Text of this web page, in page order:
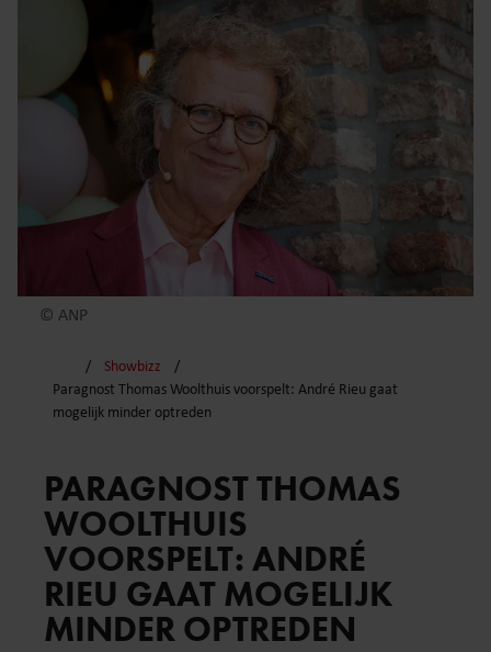
© ANP
Showbizz
Paragnost Thomas Woolthuis voorspelt: André Rieu gaat
mogelijk minder optreden
PARAGNOST THOMAS
WOOLTHUIS
VOORSPELT: ANDRÉ
RIEU GAAT MOGELIJK
MINDER OPTREDEN